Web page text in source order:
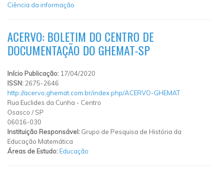
Ciência da informação
ACERVO: BOLETIM DO CENTRO DE
DOCUMENTAÇÃO DO GHEMAT-SP
Início Publicação: 17/04/2020
ISSN: 2675-2646
http://acervo.ghemat.com.br/index.php/ACERVO-GHEMAT
Rua Euclides da Cunha - Centro
Osasco / SP
06016-030
Instituição Responsável: Grupo de Pesquisa de História da
Educação Matemática
Áreas de Estudo:Educação